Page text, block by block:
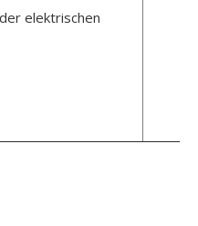
elektrischen